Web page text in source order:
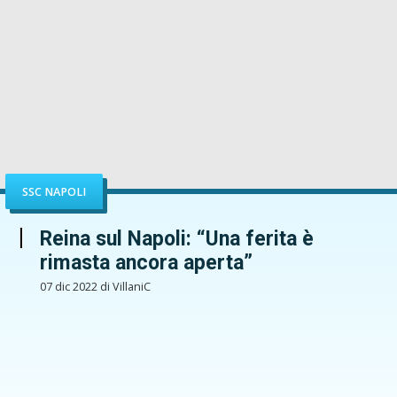
SSC NAPOLI
Reina sul Napoli: “Una ferita è
rimasta ancora aperta”
07 dic 2022 di VillaniC